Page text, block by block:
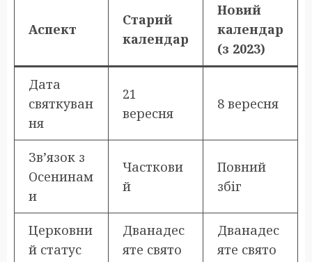
Аспект
Старий
календар
Новий
календар
(з 2023)
Дата
святкуван
ня
21
вересня
8 вересня
Зв’язок з
Осенинам
и
Часткови
й
Повний
збіг
Церковни
й статус
Дванадес
яте свято
Дванадес
яте свято